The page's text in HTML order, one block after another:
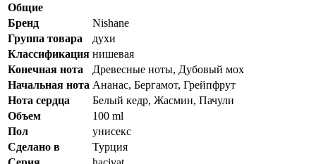
Общие
Бренд
Nishane
Группа товара
духи
Классификация нишевая
Конечная нота
Древесные ноты, Дубовый мох
Начальная нота Ананас, Бергамот, Грейпфрут
Нота сердца
Белый кедр, Жасмин, Пачули
Объем
100 ml
Пол
унисекс
Сделано в
Турция